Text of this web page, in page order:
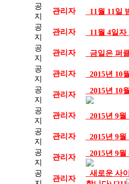
공
지
관리자
11월 11일
공
지
관리자
11월 4일
공
지
관리자
금일은 퍼
공
지
관리자
2015년 10
공
지
관리자 2015년 10
공
지
관리자
2015년 9
공
지
관리자
2015년 9
공
지
관리자 2015년 9
공
관리자
새로운 사